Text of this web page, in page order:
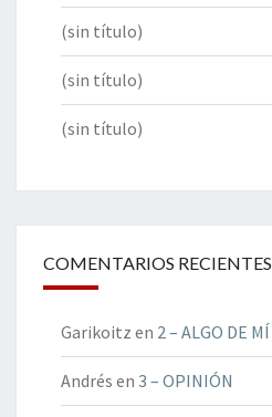
(sin título)
(sin título)
(sin título)
COMENTARIOS RECIENTES
Garikoitz en 2 – ALGO DE MÍ
Andrés en 3 – OPINIÓN